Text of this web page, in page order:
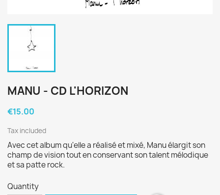
MANU - CD L'HORIZON
€15.00
Tax included
Avec cet album qu'elle a réalisé et mixé, Manu élargit son
champ de vision tout en conservant son talent mélodique
et sa patte rock.
Quantity